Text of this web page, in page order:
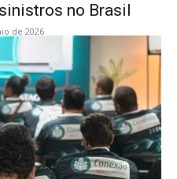
no Brasil
de 2026